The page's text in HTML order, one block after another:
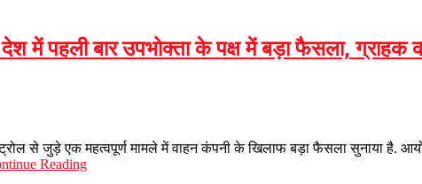
में पहली बार उपभोक्ता के पक्ष में बड़ा फैसला,
से जुड़े एक महत्वपूर्ण मामले में वाहन कंपनी के खिलाफ बड़ा फैसला सुनाया है.
Reading